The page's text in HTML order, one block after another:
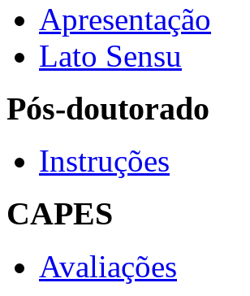
Apresentação
Lato Sensu
Pós-doutorado
Instruções
CAPES
Avaliações